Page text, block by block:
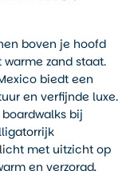
boven je hoofd
zand staat.
biedt een
en verfijnde luxe.
bij
met uitzicht op
en verzorgd,